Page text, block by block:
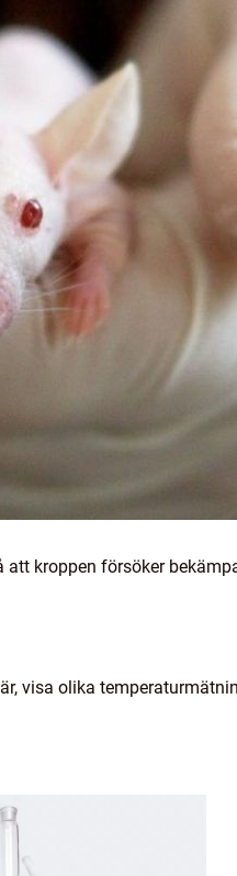
kroppen försöker
visa olika